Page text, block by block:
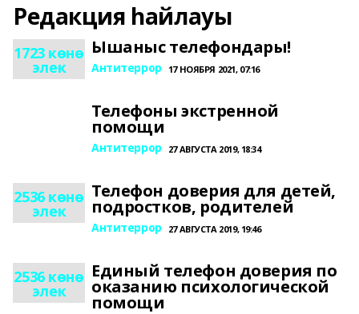
Редакция һайлауы
1723 көнө
элек
Ышаныс телефондары!
Антитеррор 17 НОЯБРЯ 2021, 07:16
Телефоны экстренной
помощи
Антитеррор 27 АВГУСТА 2019, 18:34
2536 көнө
элек
Телефон доверия для детей,
подростков, родителей
Антитеррор 27 АВГУСТА 2019, 19:46
2536 көнө
элек
Единый телефон доверия по
оказанию психологической
помощи